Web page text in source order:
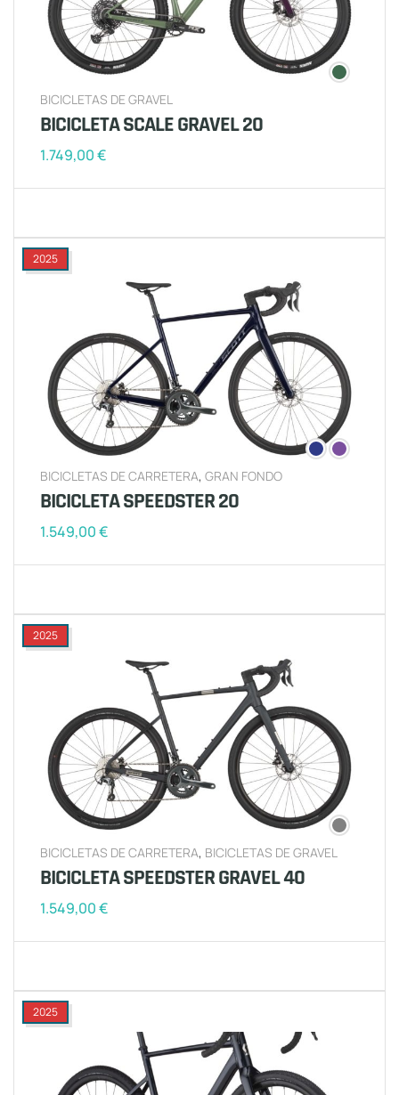
BICICLETAS DE GRAVEL
BICICLETA SCALE GRAVEL 20
1.749,00€
2025
BICICLETAS DE CARRETERA, GRAN FONDO
BICICLETA SPEEDSTER 20
1.549,00€
2025
BICICLETAS DE CARRETERA, BICICLETAS DE GRAVEL
BICICLETA SPEEDSTER GRAVEL 40
1.549,00€
2025